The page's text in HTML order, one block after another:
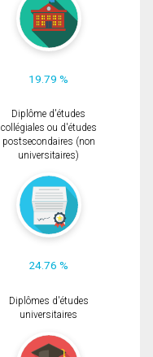
19.79 %
Diplôme d'études
collégiales ou d'études
postsecondaires (non
universitaires)
24.76 %
Diplômes d'études
universitaires